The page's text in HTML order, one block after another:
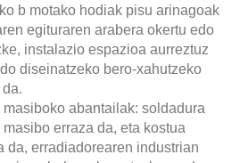
b motako hodiak pisu arinagoak
egituraren arabera okertu edo
instalazio espazioa aurreztuz
diseinatzeko bero-xahutzeko
abantailak: soldadura
erraza da, eta kostua
da, erradiadorearen industrian